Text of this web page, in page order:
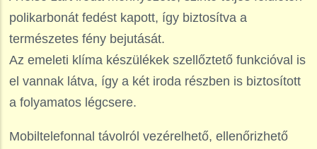
polikarbonát fedést kapott, így biztosítva a
természetes fény bejutását.
Az emeleti klíma készülékek szellőztető funkcióval is
el vannak látva, így a két iroda részben is biztosított
a folyamatos légcsere.
Mobiltelefonnal távolról vezérelhető, ellenőrizhető